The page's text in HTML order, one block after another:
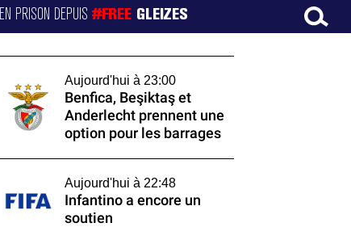
EN PRISON DEPUIS#FREE GLEIZES
Aujourd'hui à 23:00
Benfica, Beşiktaş et
Anderlecht prennent une
option pour les barrages
Aujourd'hui à 22:48
Infantino a encore un
soutien